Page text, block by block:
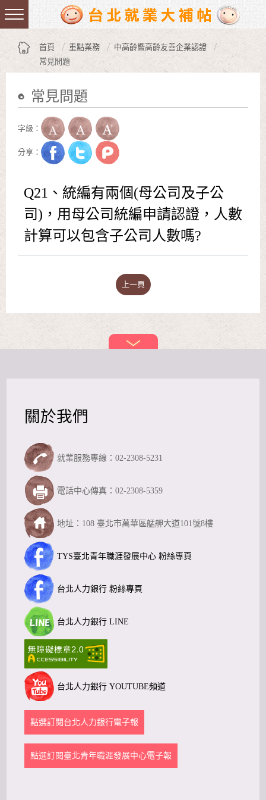
跳到主要內容區塊
:::
首頁 重點業務
中高齡暨高齡友善企業認證
常見問題
常見問題
字級：
分享：
Q21、統編有兩個(母公司及子公
司)，用母公司統編申請認證，人數
計算可以包含子公司人數嗎?
上一頁
關於我們
就業服務專線：02-2308-5231
TYS臺北青年職涯發展中心 粉絲專頁
電話中心傳真：02-2308-5359
台北人力銀行 粉絲專頁
地址：108 臺北市萬華區艋舺大道101號8樓
台北人力銀行 LINE
台北人力銀行 YOUTUBE頻道
點選訂閱台北人力銀行電子報
點選訂閱臺北青年職涯發展中心電子報